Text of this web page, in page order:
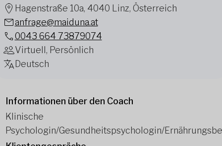
Hagenstraße 10a, 4040 Linz, Österreich
anfrage@maiduna.at
0043 664 73879074
Virtuell, Persönlich
Deutsch
Informationen über den Coach
Klinische
Psychologin/Gesundheitspsychologin/